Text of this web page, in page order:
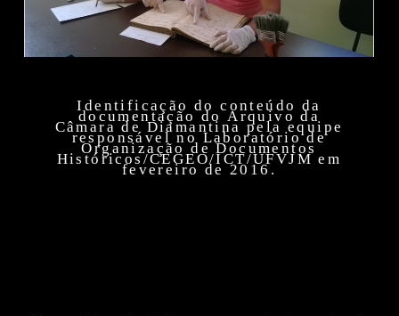
Identificação do conteúdo da
documentação do Arquivo da
Câmara de Diamantina pela equipe
responsável no Laboratório de
Organização de Documentos
Históricos/CEGEO/ICT/UFVJM em
fevereiro de 2016.